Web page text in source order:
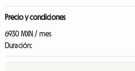
Precio y condiciones
6930 MXN / mes
Duración: